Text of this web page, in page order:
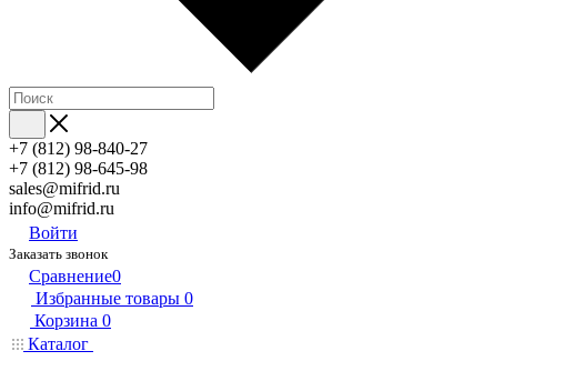
+7 (812) 98-840-27
+7 (812) 98-645-98
sales@mifrid.ru
info@mifrid.ru
Войти
Заказать звонок
Сравнение0
Избранные товары 0
Корзина 0
Каталог